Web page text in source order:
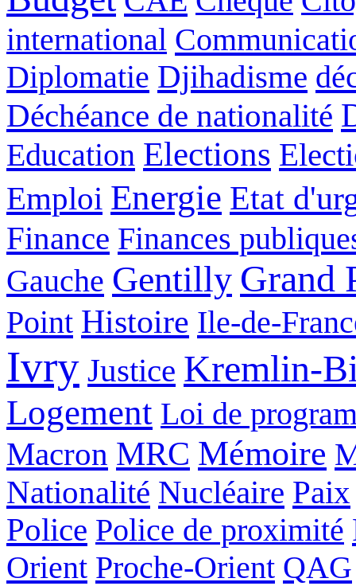
international
Diplomatie Djihadisme
Déchéance de nationalité
Education Elections
Emploi Energie Etat
Finance Finances
Gauche Gentilly Grand
Point Histoire Ile-de-
Ivry Justice Kremlin-
Logement Loi de
Macron MRC Mémoire
Nationalité Nucléaire Paix
Police Police de proximité
Orient Proche-Orient QAG